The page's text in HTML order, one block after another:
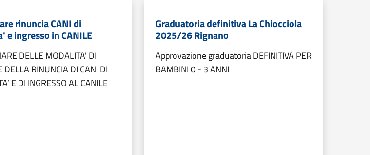
rinuncia CANI di
e ingresso in CANILE
DELLE MODALITA' DI
DELLA RINUNCIA DI CANI DI
E DI INGRESSO AL CANILE
Graduatoria definitiva La Chiocciola
2025/26 Rignano
Approvazione graduatoria DEFINITIVA PER
BAMBINI 0 - 3 ANNI